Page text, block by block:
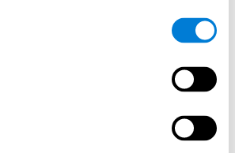
навыкам. Также не было
сна, хотя
различия в эффективности сна,
были выявлены существенные
двумерных заданий (визуальных и
времени реакции